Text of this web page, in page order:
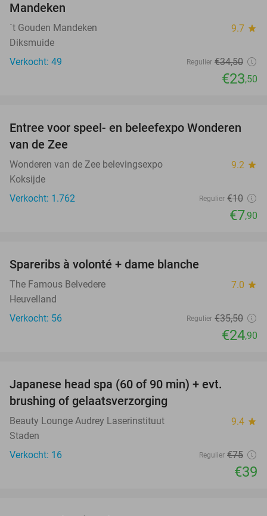
Mandeken
´t Gouden Mandeken 9.7 star
Diksmuide
Verkocht: 49
Regulier €34,50
€23,50
21%
Entree voor speel- en beleefexpo Wonderen
van de Zee
Wonderen van de Zee belevingsexpo 9.2 star
Koksijde
Verkocht: 1.762
Regulier €10
€7,90
Spareribs à volonté + dame blanche
The Famous Belvedere 7.0 star
Heuvelland
Verkocht: 56
Regulier €35,50
€24,90
Japanese head spa (60 of 90 min) + evt.
brushing of gelaatsverzorging
Beauty Lounge Audrey Laserinstituut 9.4 star
Staden
Verkocht: 16
Regulier €75
€39